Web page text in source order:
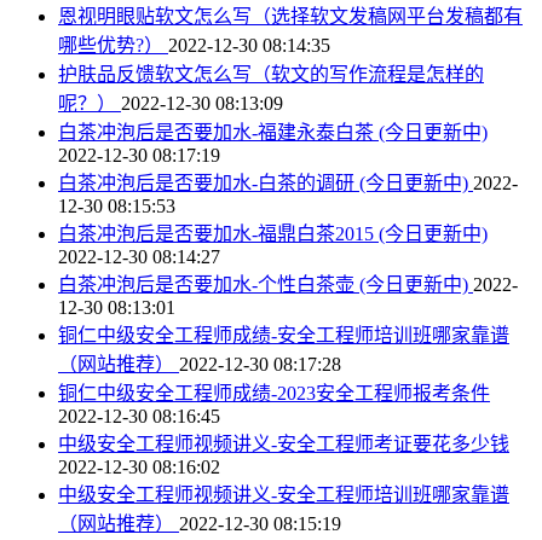
恩视明眼贴软文怎么写（选择软文发稿网平台发稿都有
哪些优势?） 2022-12-30 08:14:35
护肤品反馈软文怎么写（软文的写作流程是怎样的
呢？） 2022-12-30 08:13:09
白茶冲泡后是否要加水-福建永泰白茶 (今日更新中)
2022-12-30 08:17:19
白茶冲泡后是否要加水-白茶的调研 (今日更新中) 2022-
12-30 08:15:53
白茶冲泡后是否要加水-福鼎白茶2015 (今日更新中)
2022-12-30 08:14:27
白茶冲泡后是否要加水-个性白茶壶 (今日更新中) 2022-
12-30 08:13:01
铜仁中级安全工程师成绩-安全工程师培训班哪家靠谱
（网站推荐） 2022-12-30 08:17:28
铜仁中级安全工程师成绩-2023安全工程师报考条件
2022-12-30 08:16:45
中级安全工程师视频讲义-安全工程师考证要花多少钱
2022-12-30 08:16:02
中级安全工程师视频讲义-安全工程师培训班哪家靠谱
（网站推荐） 2022-12-30 08:15:19